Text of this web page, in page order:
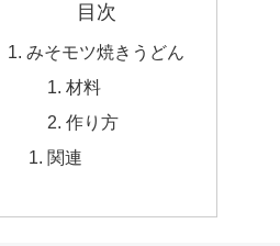
目次
みそモツ焼きうどん
材料
作り方
関連